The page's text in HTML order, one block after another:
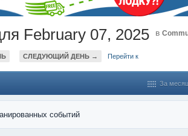
February 07, 2025 в
СЛЕДУЮЩИЙ ДЕНЬ → Перейти к
За месяц
событий